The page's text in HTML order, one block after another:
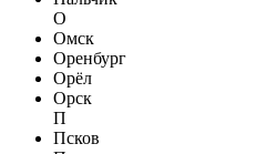
О
Омск
Оренбург
Орёл
Орск
П
Псков